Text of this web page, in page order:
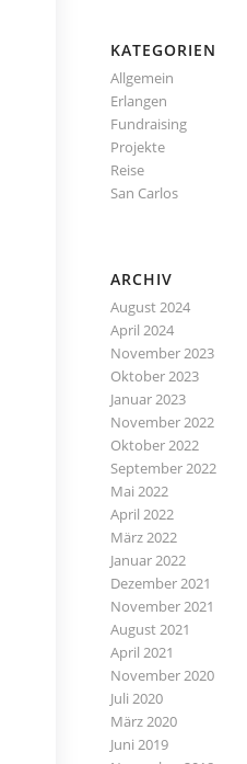
KATEGORIEN
Allgemein
Erlangen
Fundraising
Projekte
Reise
San Carlos
ARCHIV
August 2024
April 2024
November 2023
Oktober 2023
Januar 2023
November 2022
Oktober 2022
September 2022
Mai 2022
April 2022
März 2022
Januar 2022
Dezember 2021
November 2021
August 2021
April 2021
November 2020
Juli 2020
März 2020
Juni 2019